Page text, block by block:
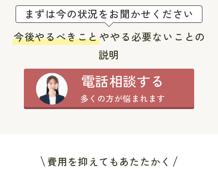
まずは今の状況をお聞かせください
今後やるべきことややる必要ないことの
説明
電話相談する
多くの方が悩まれます
費用を抑えてもあたたかく